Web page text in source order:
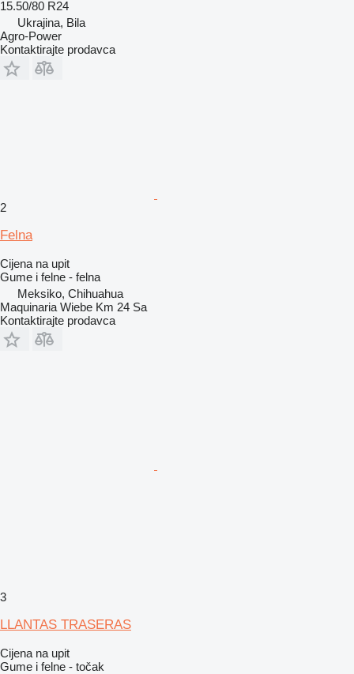
15.50/80 R24
Ukrajina, Bila
Agro-Power
Kontaktirajte prodavca
2
Felna
Cijena na upit
Gume i felne - felna
Meksiko, Chihuahua
Maquinaria Wiebe Km 24 Sa
Kontaktirajte prodavca
3
LLANTAS TRASERAS
Cijena na upit
Gume i felne - točak